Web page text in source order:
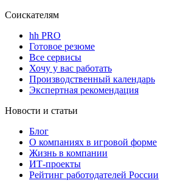
Соискателям
hh PRO
Готовое резюме
Все сервисы
Хочу у вас работать
Производственный календарь
Экспертная рекомендация
Новости и статьи
Блог
О компаниях в игровой форме
Жизнь в компании
ИТ-проекты
Рейтинг работодателей России